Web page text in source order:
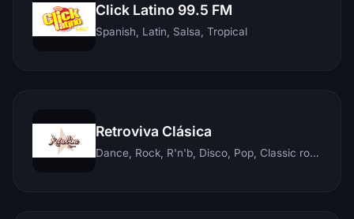
Click Latino 99.5 FM
Spanish, Latin, Salsa, Tropical
Retroviva Clásica
Dance, Rock, R'n'b, Disco, Pop, Classic rock, Techno, Reggae